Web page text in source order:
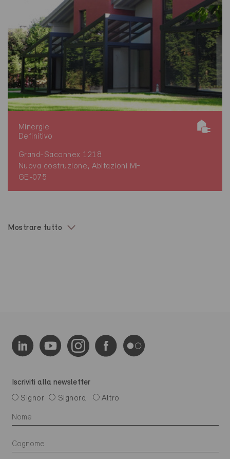
Minergie
Definitivo
Grand-Saconnex 1218
Nuova costruzione, Abitazioni MF
GE-075
Mostrare tutto
Iscriviti alla newsletter
Signor
Signora Altro